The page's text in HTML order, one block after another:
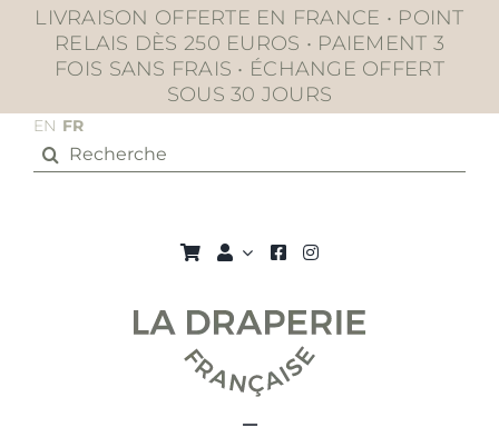
Passer
contenu
LIVRAISON OFFERTE EN FRANCE • POINT
RELAIS DÈS 250 EUROS • PAIEMENT 3
FOIS SANS FRAIS • ÉCHANGE OFFERT
SOUS 30 JOURS
EN FR
Rechercher: